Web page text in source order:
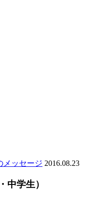
メッセージ 2016.08.23
中学生）